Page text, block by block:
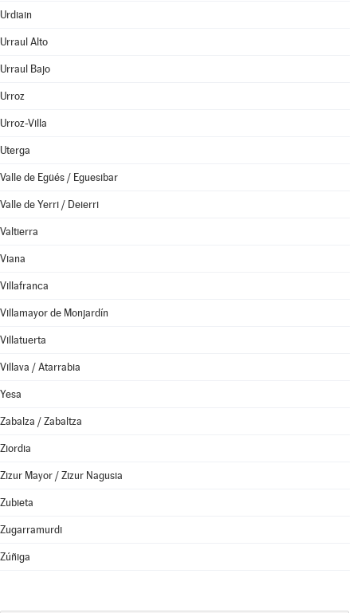
Urdiain
Urraul Alto
Urraul Bajo
Urroz
Urroz-Villa
Uterga
Valle de Egüés / Eguesibar
Valle de Yerri / Deierri
Valtierra
Viana
Villafranca
Villamayor de Monjardín
Villatuerta
Villava / Atarrabia
Yesa
Zabalza / Zabaltza
Ziordia
Zizur Mayor / Zizur Nagusia
Zubieta
Zugarramurdi
Zúñiga